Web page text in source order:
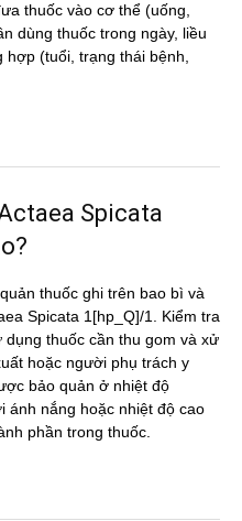
thuốc vào cơ thể (uống,
dùng thuốc trong ngày, liều
(tuổi, trạng thái bệnh,
Spicata
thuốc ghi trên bao bì và
Spicata 1[hp_Q]/1. Kiểm tra
thuốc cần thu gom và xử
hoặc người phụ trách y
bảo quản ở nhiệt độ
ánh nắng hoặc nhiệt độ cao
phần trong thuốc.